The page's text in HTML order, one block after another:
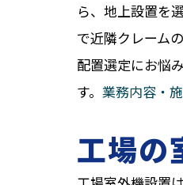
ら、地上設置を
で近隣クレーム
配置選定にお悩
す。 業務内容・
工場の